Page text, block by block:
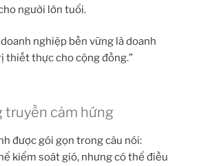
người lớn tuổi.
nghiệp bền vững là doanh
thiết thực cho cộng đồng.”
truyền cảm hứng
được gói gọn trong câu nói:
kiểm soát gió, nhưng có thể điều